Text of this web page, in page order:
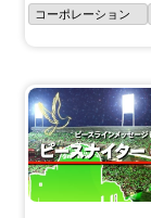
コーポレーション